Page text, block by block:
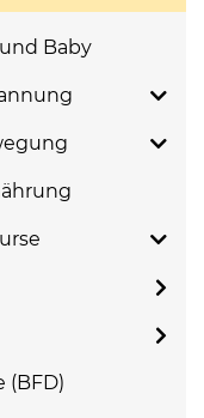
Baby
(BFD)